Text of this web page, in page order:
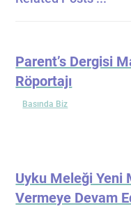
Parent’s Dergisi
Röportajı
Basında Biz
Uyku Meleği Yeni
Vermeye Devam